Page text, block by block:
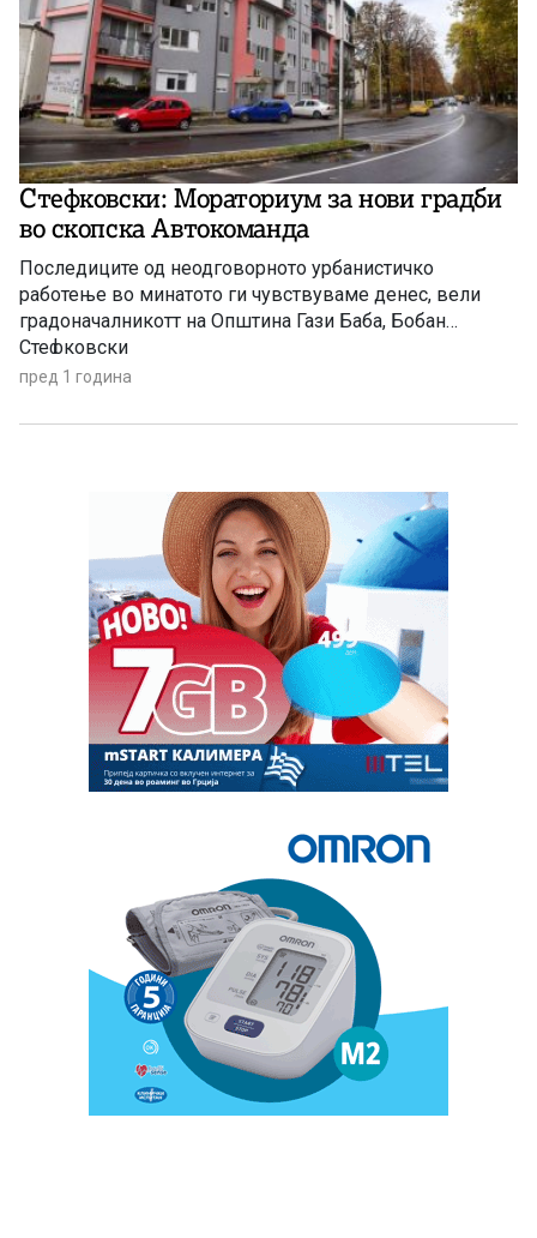
Стефковски: Мораториум за нови градби
во скопска Автокоманда
Последиците од неодговорното урбанистичко
работење во минатото ги чувствуваме денес, вели
градоначалникотт на Општина Гази Баба, Бобан
Стефковски
пред 1 година